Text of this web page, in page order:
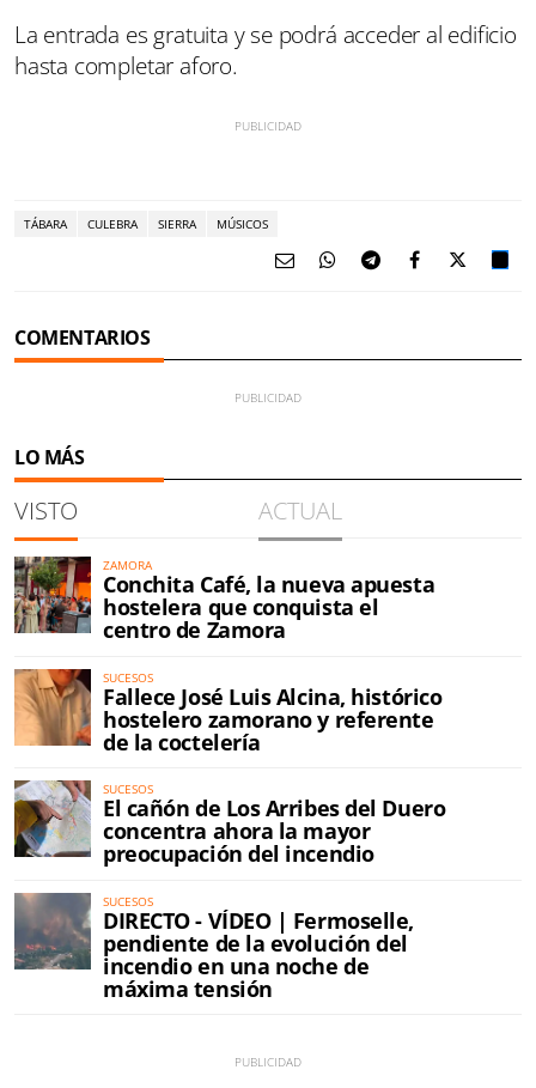
La entrada es gratuita y se podrá acceder al edificio
hasta completar aforo.
TÁBARA CULEBRA SIERRA MÚSICOS
COMENTARIOS
LO MÁS
VISTO ACTUAL
ZAMORA
Conchita Café, la nueva apuesta
hostelera que conquista el
centro de Zamora
SUCESOS
Fallece José Luis Alcina, histórico
hostelero zamorano y referente
de la coctelería
SUCESOS
El cañón de Los Arribes del Duero
concentra ahora la mayor
preocupación del incendio
SUCESOS
DIRECTO - VÍDEO | Fermoselle,
pendiente de la evolución del
incendio en una noche de
máxima tensión